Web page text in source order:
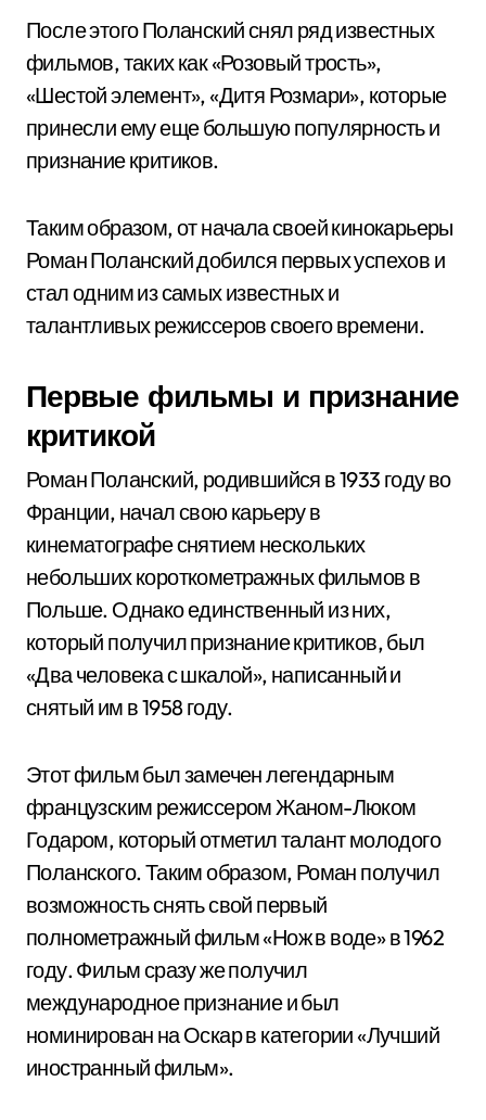
После этого Поланский снял ряд известных
фильмов, таких как «Розовый трость»,
«Шестой элемент», «Дитя Розмари», которые
принесли ему еще большую популярность и
признание критиков.
Таким образом, от начала своей кинокарьеры
Роман Поланский добился первых успехов и
стал одним из самых известных и
талантливых режиссеров своего времени.
Первые фильмы и признание
критикой
Роман Поланский, родившийся в 1933 году во
Франции, начал свою карьеру в
кинематографе снятием нескольких
небольших короткометражных фильмов в
Польше. Однако единственный из них,
который получил признание критиков, был
«Два человека с шкалой», написанный и
снятый им в 1958 году.
Этот фильм был замечен легендарным
французским режиссером Жаном-Люком
Годаром, который отметил талант молодого
Поланского. Таким образом, Роман получил
возможность снять свой первый
полнометражный фильм «Нож в воде» в 1962
году. Фильм сразу же получил
международное признание и был
номинирован на Оскар в категории «Лучший
иностранный фильм».